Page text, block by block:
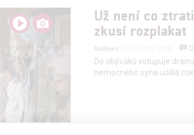
Už není co
zkusí rozplakat
Rudmen
0
Do obýváků vstupuje
nemocného syna udělá